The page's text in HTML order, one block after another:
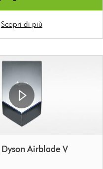
Scopri di più
Airblade V